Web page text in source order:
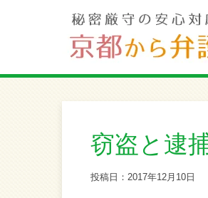
窃盗と逮
投稿日：2017年12月10日